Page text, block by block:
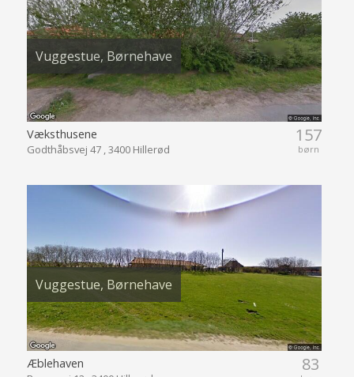
Vuggestue, Børnehave
157
børn
Væksthusene
Godthåbsvej 47 , 3400 Hillerød
Vuggestue, Børnehave
83
Æblehaven